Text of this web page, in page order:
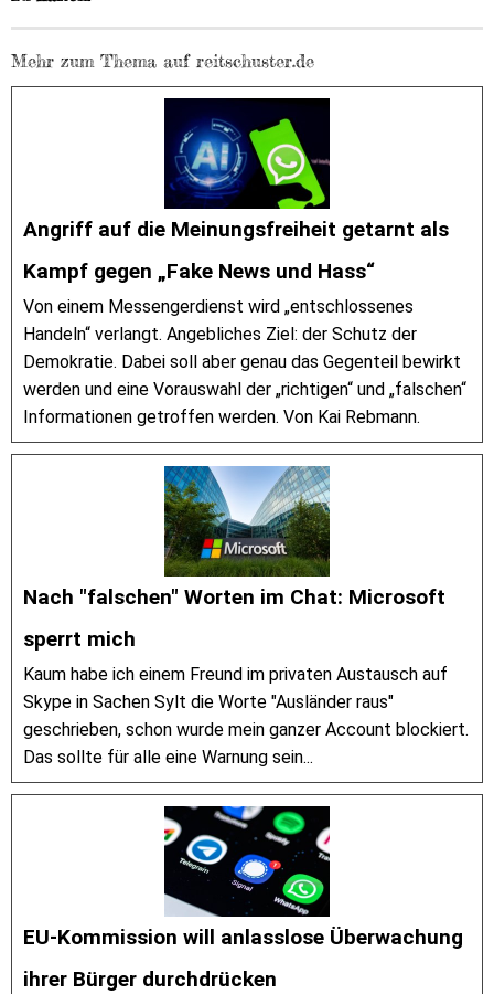
Mehr zum Thema auf reitschuster.de
Angriff auf die Meinungsfreiheit getarnt als
Kampf gegen „Fake News und Hass“
Von einem Messengerdienst wird „entschlossenes
Handeln“ verlangt. Angebliches Ziel: der Schutz der
Demokratie. Dabei soll aber genau das Gegenteil bewirkt
werden und eine Vorauswahl der „richtigen“ und „falschen“
Informationen getroffen werden. Von Kai Rebmann.
Nach "falschen" Worten im Chat: Microsoft
sperrt mich
Kaum habe ich einem Freund im privaten Austausch auf
Skype in Sachen Sylt die Worte "Ausländer raus"
geschrieben, schon wurde mein ganzer Account blockiert.
Das sollte für alle eine Warnung sein...
EU-Kommission will anlasslose Überwachung
ihrer Bürger durchdrücken